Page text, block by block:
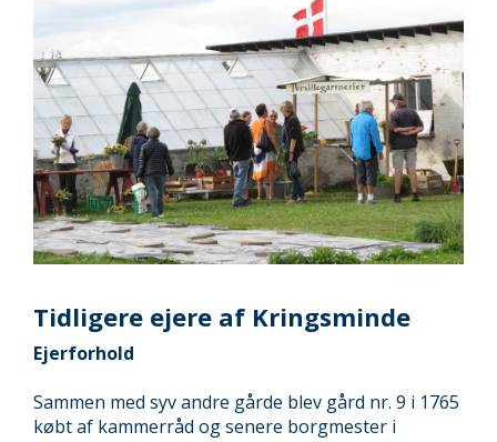
Tidligere ejere af Kringsminde
Ejerforhold
Sammen med syv andre gårde blev gård nr. 9 i 1765
købt af kammerråd og senere borgmester i